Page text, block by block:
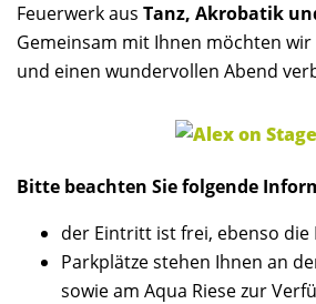
Feuerwerk aus Tanz, Akrobatik
Gemeinsam mit Ihnen möchten wir
und einen wundervollen Abend
Bitte beachten Sie folgende
der Eintritt ist frei, ebenso die
Parkplätze stehen Ihnen an
sowie am Aqua Riese zur